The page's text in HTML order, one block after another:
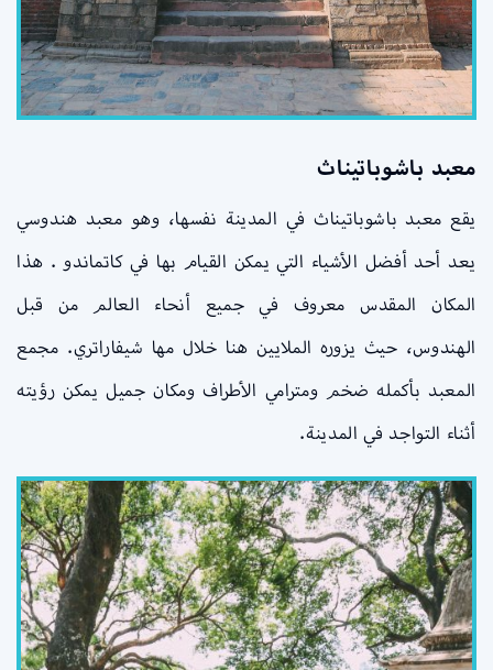
معبد باشوباتيناث
يقع معبد باشوباتيناث في المدينة نفسها، وهو معبد هندوسي
يعد أحد أفضل الأشياء التي يمكن القيام بها في كاتماندو . هذا
المكان المقدس معروف في جميع أنحاء العالم من قبل
الهندوس، حيث يزوره الملايين هنا خلال مها شيفاراتري. مجمع
المعبد بأكمله ضخم ومترامي الأطراف ومكان جميل يمكن رؤيته
أثناء التواجد في المدينة.